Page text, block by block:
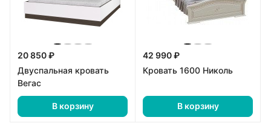
20 850 ₽
Двуспальная кровать
Вегас
В корзину
42 990 ₽
Кровать 1600 Николь
В корзину